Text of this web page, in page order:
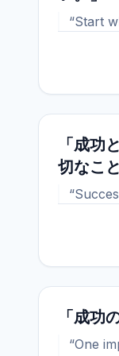
“Start
「成功
切なこ
「成功
“One